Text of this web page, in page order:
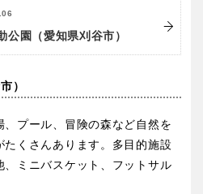
特徴で探す
公園（愛知県刈谷市）
）
、プール、冒険の森など自然を
くさんあります。多目的施設
、ミニバスケット、フットサル